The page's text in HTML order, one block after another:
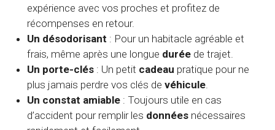
expérience avec vos proches et profitez de
récompenses en retour.
Un désodorisant : Pour un habitacle agréable et
frais, même après une longue durée de trajet.
Un porte-clés : Un petit cadeau pratique pour ne
plus jamais perdre vos clés de véhicule.
Un constat amiable : Toujours utile en cas
d’accident pour remplir les données nécessaires